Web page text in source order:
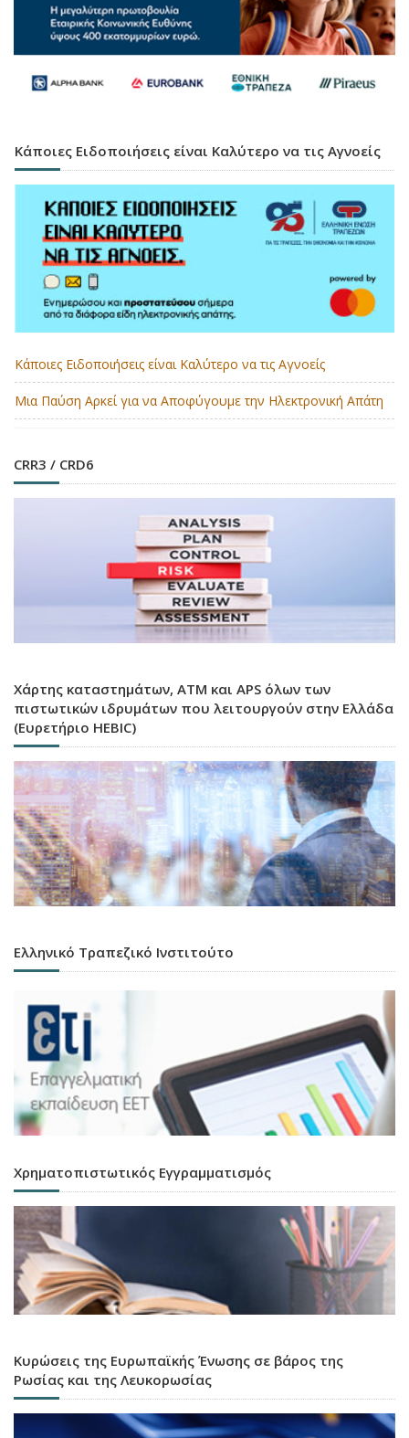
Κάποιες Ειδοποιήσεις είναι Καλύτερο να τις Αγνοείς
Κάποιες Ειδοποιήσεις είναι Καλύτερο να τις Αγνοείς
Μια Παύση Αρκεί για να Αποφύγουμε την Ηλεκτρονική Απάτη
CRR3 / CRD6
Χάρτης καταστημάτων, ATM και APS όλων των
πιστωτικών ιδρυμάτων που λειτουργούν στην Ελλάδα
(Ευρετήριο HEBIC)
Ελληνικό Τραπεζικό Ινστιτούτο
Χρηματοπιστωτικός Εγγραμματισμός
Κυρώσεις της Ευρωπαϊκής Ένωσης σε βάρος της
Ρωσίας και της Λευκορωσίας